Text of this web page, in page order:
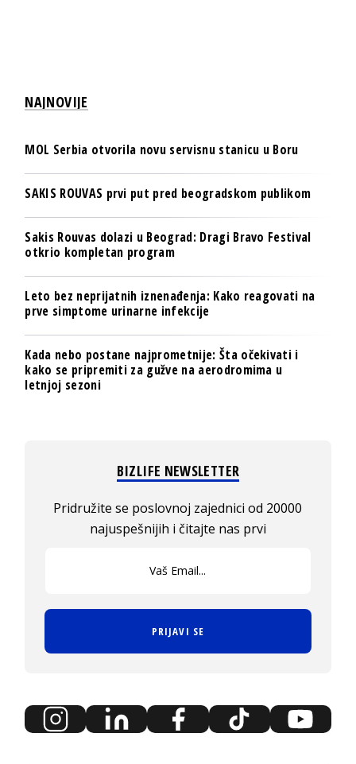
NAJNOVIJE
MOL Serbia otvorila novu servisnu stanicu u Boru
SAKIS ROUVAS prvi put pred beogradskom publikom
Sakis Rouvas dolazi u Beograd: Dragi Bravo Festival
otkrio kompletan program
Leto bez neprijatnih iznenađenja: Kako reagovati na
prve simptome urinarne infekcije
Kada nebo postane najprometnije: Šta očekivati i
kako se pripremiti za gužve na aerodromima u
letnjoj sezoni
BIZLIFE NEWSLETTER
Pridružite se poslovnoj zajednici od 20000
najuspešnijih i čitajte nas prvi
PRIJAVI SE